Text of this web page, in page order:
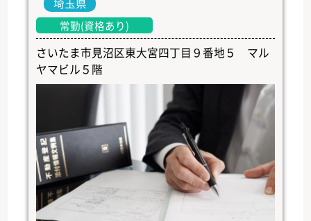
常勤(資格あり)
さいたま市見沼区東大宮四丁目９番地５ マル
ヤマビル５階